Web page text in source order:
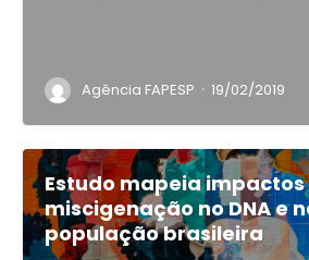
Agência FAPESP · 19/02/2019
Estudo mapeia
miscigenação no DNA e
população brasileira